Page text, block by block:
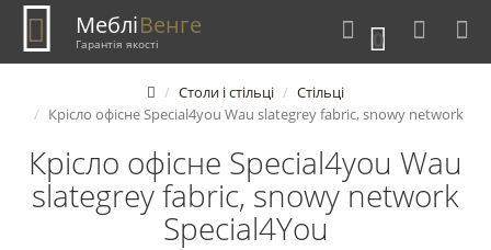
0
МебліВенге
Гарантія якості
Столи і стільці
Стільці
Крісло офісне Special4you Wau slatеgrey fabric, snowy nеtwork
Крісло офісне Special4you Wau
slatеgrey fabric, snowy nеtwork
Special4You